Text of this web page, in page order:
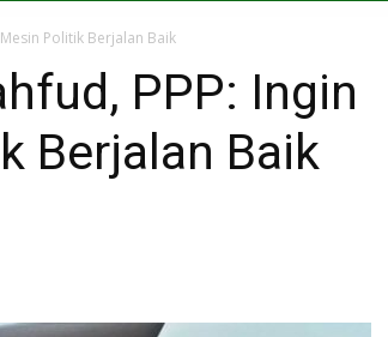
Politik Berjalan Baik
PPP: Ingin
Berjalan Baik